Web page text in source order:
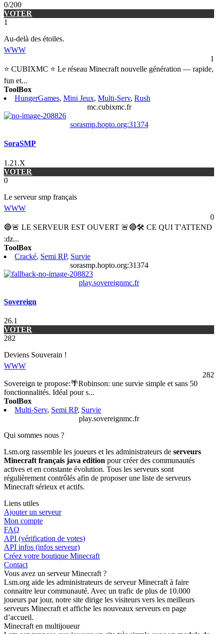
0/200
VOTER
1
Au-delà des étoiles.
WWW
1
⭐ CUBIXMC ⭐ Le réseau Minecraft nouvelle génération — rapide,
fun et...
ToolBox
HungerGames, Mini Jeux, Multi-Serv, Rush
mc.cubixmc.fr
sorasmp.hopto.org:31374
SoraSMP
1.21.X
VOTER
0
Le serveur smp français
WWW
0
🔴🚨 LE SERVEUR EST OUVERT 🚨🔴🛠️ CE QUI T'ATTEND
:ǳ...
ToolBox
Cracké, Semi RP, Survie
sorasmp.hopto.org:31374
play.sovereignmc.fr
Sovereign
26.1
VOTER
282
Deviens Souverain !
WWW
282
Sovereign te propose:🌴Robinson: une survie simple et sans 50
fonctionnalités. Idéal pour s...
ToolBox
Multi-Serv, Semi RP, Survie
play.sovereignmc.fr
Qui sommes nous ?
Lsm.org rassemble les joueurs et les administrateurs de serveurs
Minecraft français java edition pour créer des communautés
actives et en constante évolution. Tous les serveurs sont
régulièrement contrôlés afin de proposer une liste de serveurs
Minecraft sérieux et actifs.
Liens utiles
Ajouter un serveur
Mon compte
FAQ
API (vérification de votes)
API infos (infos serveur)
Créez votre boutique Minecraft
Contact
Vous avez un serveur Minecraft ?
Lsm.org aide les administrateurs de serveur Minecraft à faire
connaitre leur communauté. Avec un trafic de plus de 10.000
joueurs par jour, notre site dirige les visiteurs vers les meilleurs
serveurs Minecraft et affiche les nouveaux serveurs en page
d’accueil.
Minecraft en multijoueur